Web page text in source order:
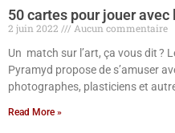
50 cartes pour jouer
2 juin 2022
Aucun commentaire
Un match sur l’art, ça vous dit ?
Pyramyd propose de s’amuser
photographes, plasticiens et
Read More »